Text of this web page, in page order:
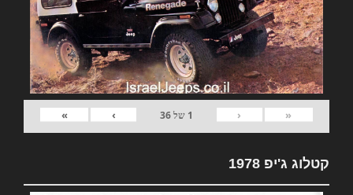
«
‹
1 של36
›
»
קטלוג ג'יפ 1978